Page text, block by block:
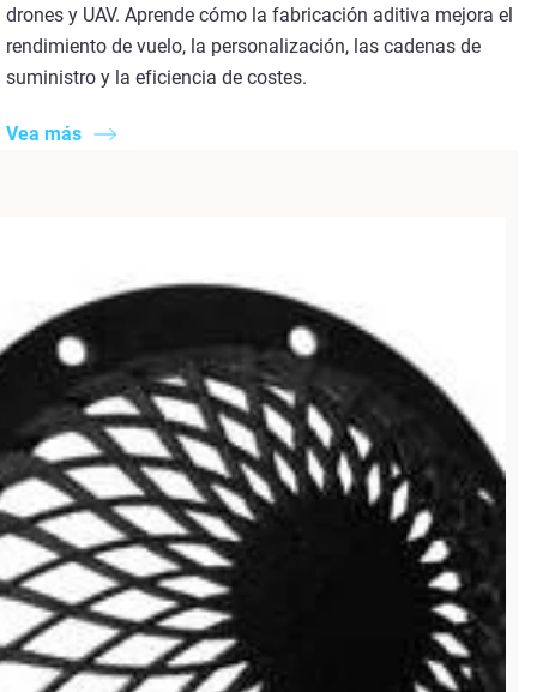
drones y UAV. Aprende cómo la fabricación aditiva mejora el
rendimiento de vuelo, la personalización, las cadenas de
suministro y la eficiencia de costes.
Vea más